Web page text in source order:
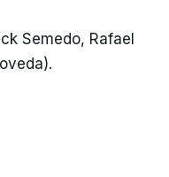
Semedo, Rafael